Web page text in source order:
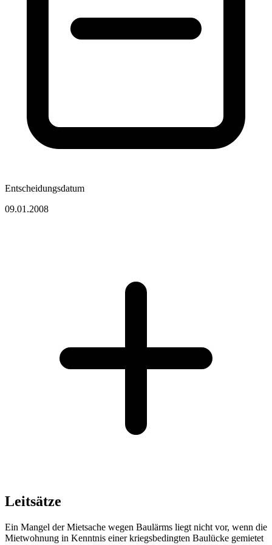
Entscheidungsdatum
09.01.2008
Leitsätze
Ein Mangel der Mietsache wegen Baulärms liegt nicht vor, wenn die
Mietwohnung in Kenntnis einer kriegsbedingten Baulücke gemietet